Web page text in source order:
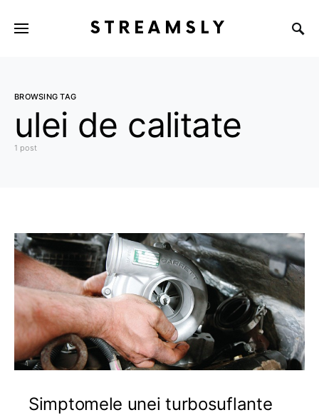
STREAMSLY
BROWSING TAG
ulei de calitate
1 post
Simptomele unei turbosuflante